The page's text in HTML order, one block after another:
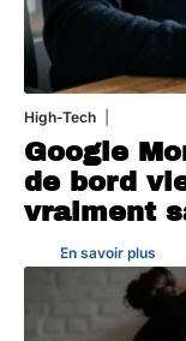
High-Tech
Google
de bord
vraiment
En savoir plus